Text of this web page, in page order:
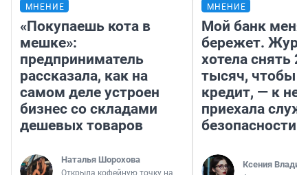
МНЕНИЕ
«Покупаешь кота в
мешке»:
предприниматель
рассказала, как на
самом деле устроен
бизнес со складами
дешевых товаров
Наталья Шорохова
МНЕНИЕ
Мой банк меня
бережет.
хотела снять
тысяч, чтобы
кредит, — к
приехала
безопасности
Ксения